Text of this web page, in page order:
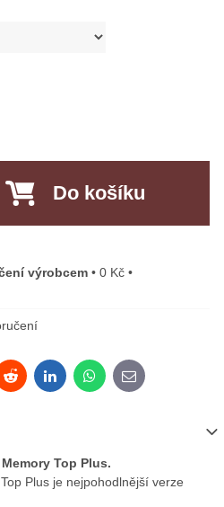
Do košíku
výrobcem • 0 Kč •
RedditLinkedInWhatsApp
E-mail
Top Plus.
Plus je nejpohodlnější verze